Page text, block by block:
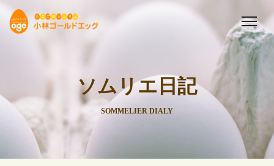
ソムリエ日記
SOMMELIER DIALY